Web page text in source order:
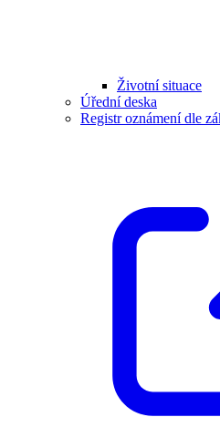
Životní situace
Úřední deska
Registr oznámení dle